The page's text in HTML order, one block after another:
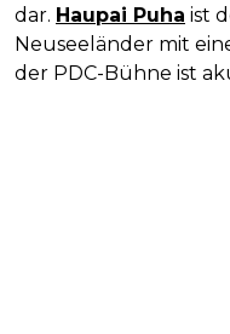
dar. Haupai Puha ist
Neuseeländer mit
der PDC-Bühne ist